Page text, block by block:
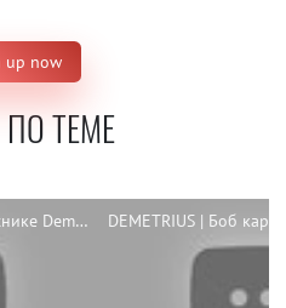
up now
ТЕМЕ
Концептуальная стрижка в технике Demetrius